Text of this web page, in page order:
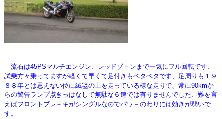
流石は45PSマルチエンジン、レッドゾ－ンまで一気にフル回転です、
試乗方々乗ってますが軽くて早くて足付きもベタベタです、 足周りも１９
８８年とは思えない位に絨毯の上を走っている様な走りで、常に90kmか
らの警告ランプ点きっぱなしで無駄な６速では有りませんでした、難を言
えばフロントブレ－キがシングルなのでパワ－のわりには効きが弱いで
す。